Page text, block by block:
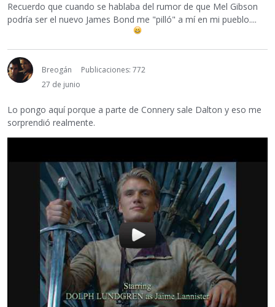
Recuerdo que cuando se hablaba del rumor de que Mel Gibson
podría ser el nuevo James Bond me "pilló" a mí en mi pueblo....
Breogán
Publicaciones: 772
27 de junio
Lo pongo aquí porque a parte de Connery sale Dalton y eso me
sorprendió realmente.